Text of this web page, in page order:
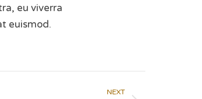
eu viverra
euismod.
NEXT